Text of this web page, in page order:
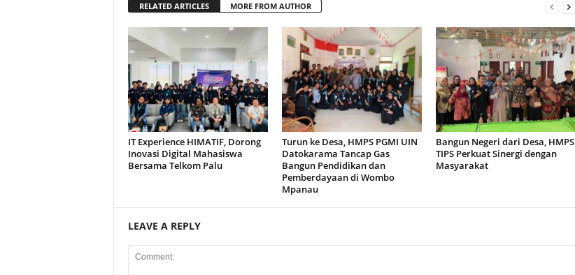
RELATED ARTICLES MORE FROM AUTHOR
IT Experience HIMATIF, Dorong
Inovasi Digital Mahasiswa
Bersama Telkom Palu
Turun ke Desa, HMPS PGMI UIN
Datokarama Tancap Gas
Bangun Pendidikan dan
Pemberdayaan di Wombo
Mpanau
Bangun Negeri dari Desa, HMPS
TIPS Perkuat Sinergi dengan
Masyarakat
LEAVE A REPLY